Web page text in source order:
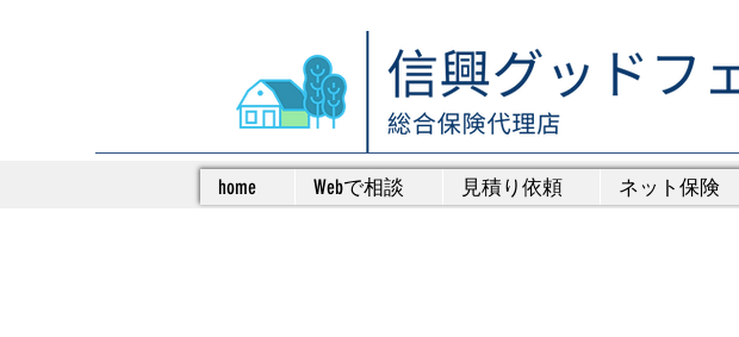
home Webで相談 見積り依頼 ネット保険